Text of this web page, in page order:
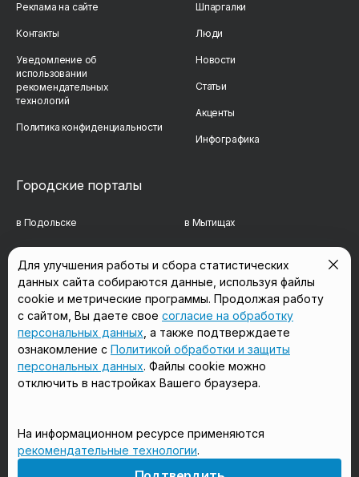
Реклама на сайте
Контакты
Уведомление об
использовании
рекомендательных
технологий
Политика конфиденциальности
Шпаргалки
Люди
Новости
Статьи
Акценты
Инфографика
Городские порталы
в Подольске в Мытищах
в Сергиевом Посаде в Люберцах
в Красногорске в Королёве
в Домодедово в Щёлково
18+
Мы в соцсетях
Для улучшения работы и сбора статистических
данных сайта собираются данные, используя файлы
cookie и метрические программы. Продолжая работу
с сайтом, Вы даете свое согласие на обработку
персональных данных , а также подтверждаете
ознакомление с Политикой обработки и защиты
персональных данных. Файлы cookie можно
отключить в настройках Вашего браузера.
На информационном ресурсе применяются
рекомендательные технологии.